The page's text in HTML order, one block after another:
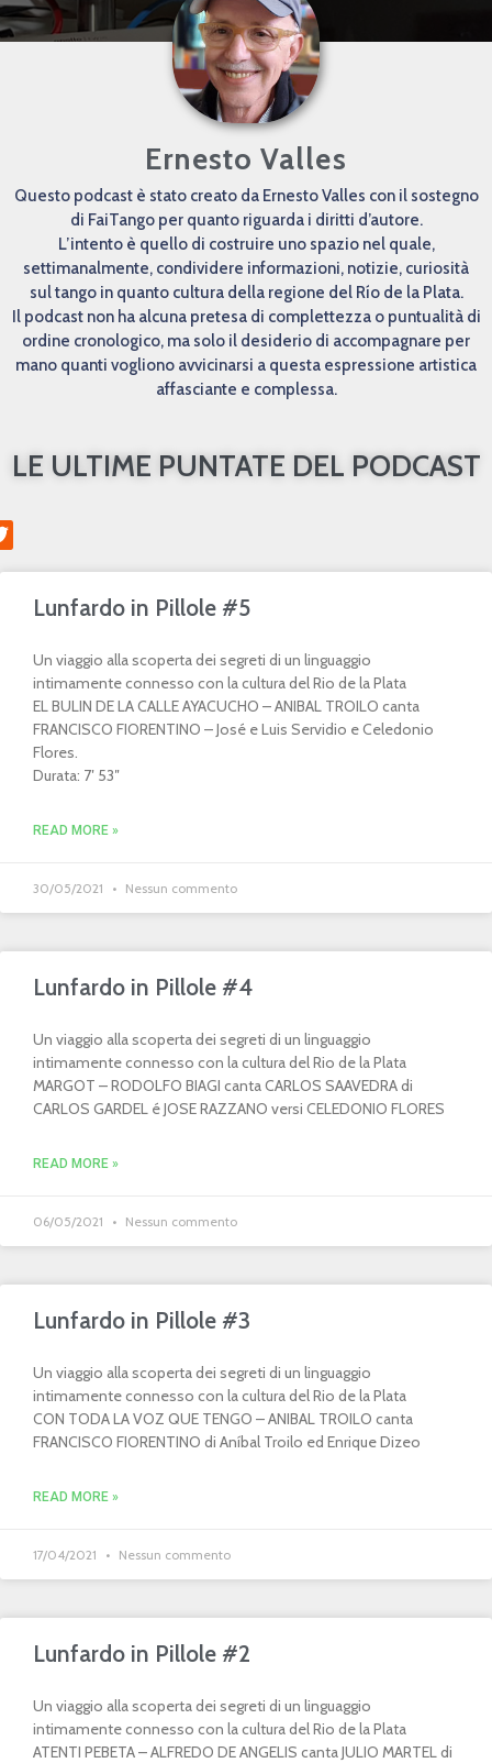
Ernesto Valles
Questo podcast è stato creato da Ernesto Valles con il sostegno
di FaiTango per quanto riguarda i diritti d’autore.
L’intento è quello di costruire uno spazio nel quale,
settimanalmente, condividere informazioni, notizie, curiosità
sul tango in quanto cultura della regione del Río de la Plata.
Il podcast non ha alcuna pretesa di complettezza o puntualità di
ordine cronologico, ma solo il desiderio di accompagnare per
mano quanti vogliono avvicinarsi a questa espressione artistica
affasciante e complessa.
LE ULTIME PUNTATE DEL PODCAST
Lunfardo in Pillole #5
Un viaggio alla scoperta dei segreti di un linguaggio
intimamente connesso con la cultura del Rio de la Plata
EL BULIN DE LA CALLE AYACUCHO – ANIBAL TROILO canta
FRANCISCO FIORENTINO – José e Luis Servidio e Celedonio
Flores.
Durata: 7′ 53″
READ MORE »
30/05/2021 Nessun commento
Lunfardo in Pillole #4
Un viaggio alla scoperta dei segreti di un linguaggio
intimamente connesso con la cultura del Rio de la Plata
MARGOT – RODOLFO BIAGI canta CARLOS SAAVEDRA di
CARLOS GARDEL é JOSE RAZZANO versi CELEDONIO FLORES
READ MORE »
06/05/2021 Nessun commento
Lunfardo in Pillole #3
Un viaggio alla scoperta dei segreti di un linguaggio
intimamente connesso con la cultura del Rio de la Plata
CON TODA LA VOZ QUE TENGO – ANIBAL TROILO canta
FRANCISCO FIORENTINO di Aníbal Troilo ed Enrique Dizeo
READ MORE »
17/04/2021 Nessun commento
Lunfardo in Pillole #2
Un viaggio alla scoperta dei segreti di un linguaggio
intimamente connesso con la cultura del Rio de la Plata
ATENTI PEBETA – ALFREDO DE ANGELIS canta JULIO MARTEL di